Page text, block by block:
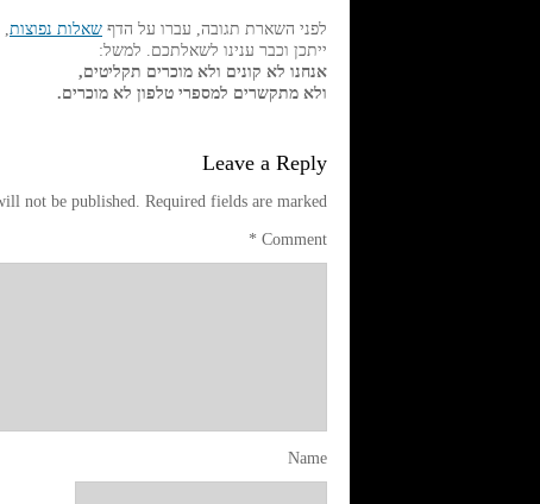
לפני השארת תגובה, עברו על הדף שאלות נפוצות,
ייתכן וכבר ענינו לשאלתכם. למשל:
אנחנו לא קונים ולא מוכרים תקליטים,
ולא מתקשרים למספרי טלפון לא מוכרים.
Leave a Reply
not be published. Required fields are marked
Comment
*
Name